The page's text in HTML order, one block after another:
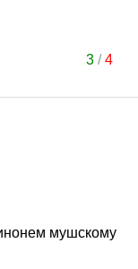
3/4
мушскому